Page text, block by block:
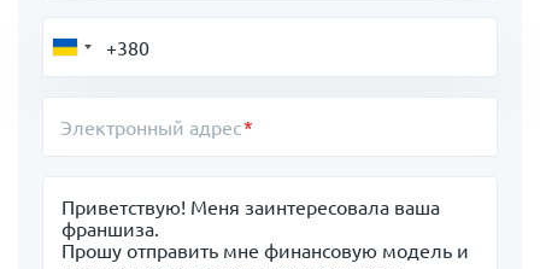
Электронный адрес